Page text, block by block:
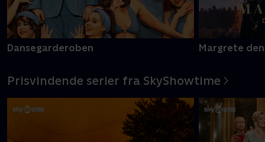
Dansegarderoben Margrete
Prisvindende serier fra SkyShowtime